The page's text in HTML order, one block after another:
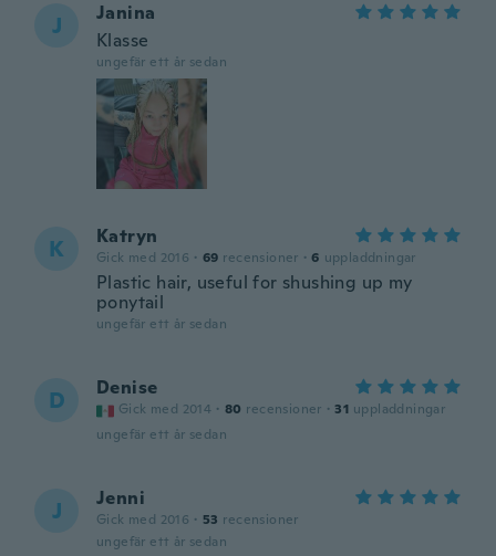
J
Janina
Klasse
ungefär ett år sedan
K Katryn
Gick med 2016 · 69 recensioner · 6 uppladdningar
Plastic hair, useful for shushing up my
ponytail
ungefär ett år sedan
D Denise
Gick med 2014 · 80 recensioner · 31 uppladdningar
ungefär ett år sedan
J Jenni
Gick med 2016 · 53 recensioner
ungefär ett år sedan